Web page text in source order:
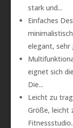
stark und...
Einfaches
elegant, sehr
eignet sich
Die...
Leicht zu
Größe, leicht